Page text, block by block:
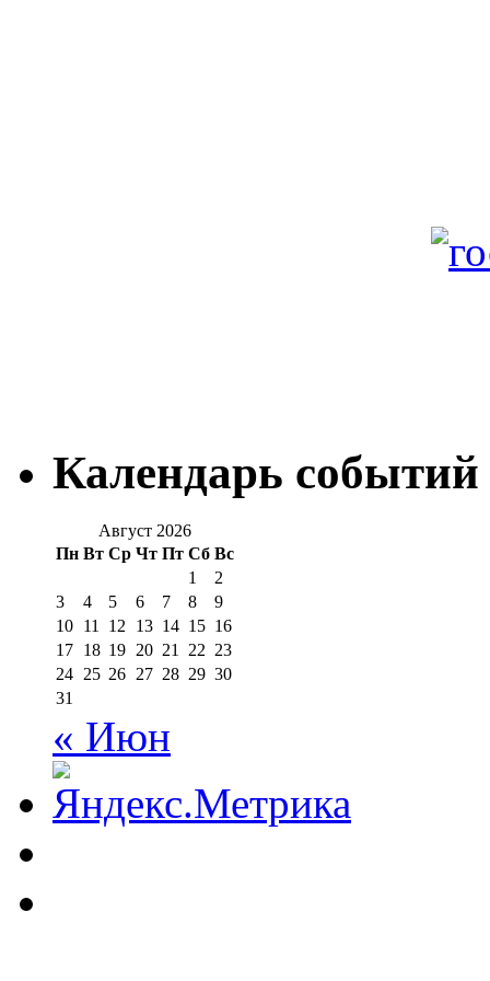
Календарь событий
Август 2026
Пн Вт Ср Чт Пт Сб Вс
1
2
3
4 5 6 7 8
9
10 11 12 13 14 15 16
17 18 19 20 21 22 23
24 25 26 27 28 29 30
31
« Июн